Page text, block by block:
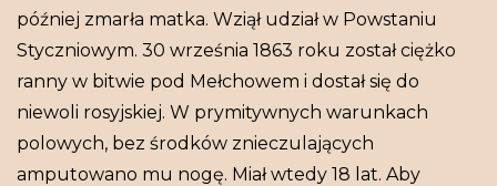
później zmarła matka. Wziął udział w Powstaniu
Styczniowym. 30 września 1863 roku został ciężko
ranny w bitwie pod Mełchowem i dostał się do
niewoli rosyjskiej. W prymitywnych warunkach
polowych, bez środków znieczulających
amputowano mu nogę. Miał wtedy 18 lat. Aby